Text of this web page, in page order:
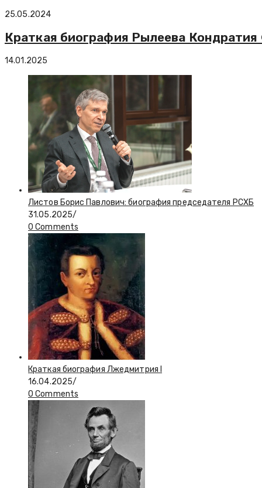
25.05.2024
Краткая биография Рылеева
14.01.2025
Листов Борис Павлович: биография председателя РСХБ
31.05.2025/
0 Comments
Краткая биография Лжедмитрия I
16.04.2025/
0 Comments